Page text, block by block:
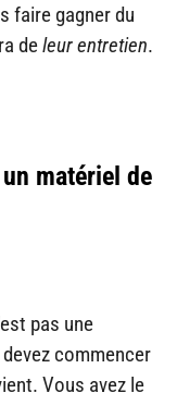
faire gagner du
deleur entretien.
matériel de
pas une
commencer
Vous avez le